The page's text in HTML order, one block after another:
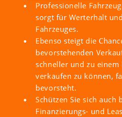
Professionelle
sorgt für Werterhalt
Fahrzeuges.
Ebenso steigt die
bevorstehenden
schneller und zu einem
verkaufen zu können,
bevorsteht.
Schützen Sie sich auch
Finanzierungs- und